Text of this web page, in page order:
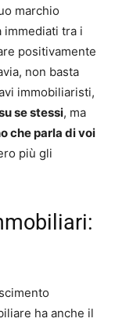
marchio
tra i
positivamente
non basta
immobiliaristi,
se stessi, ma
che parla di voi
più gli
ha anche il